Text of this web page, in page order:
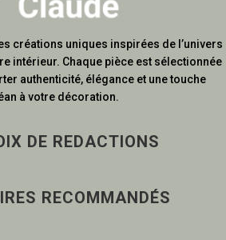
créations uniques inspirées de l’univers
intérieur. Chaque pièce est sélectionnée
authenticité, élégance et une touche
à votre décoration.
DE REDACTIONS
RECOMMANDÉS